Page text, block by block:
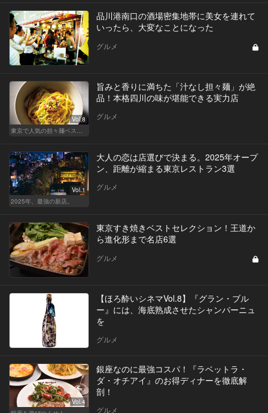
品川港南口の酒場密集地帯に美女を連れて
いったら、大変なことになった
グルメ
Vol.8
東京で人気の担々麺ベストセレクション！
旨みと香りに満ちた「汁なし担々麺」が絶
品！本格四川の味が堪能できる実力店
グルメ
Vol.1
2025年、最強の新店。
大人の恋は店選びで決まる。2025年オープ
ン、距離が縮まる東京レストラン3選
グルメ
東京すき焼きベストセレクション！王道か
ら進化形まで名店6選
グルメ
【ほろ酔いシネマVol.8】『グラン・ブル
ー』には、海底熟成させたシャンパーニュ
を
グルメ
Vol.4
銀座なのに最強コスパ！『ラベットラ・
ダ・オチアイ』のお得ディナーを徹底解
剖！
グルメ